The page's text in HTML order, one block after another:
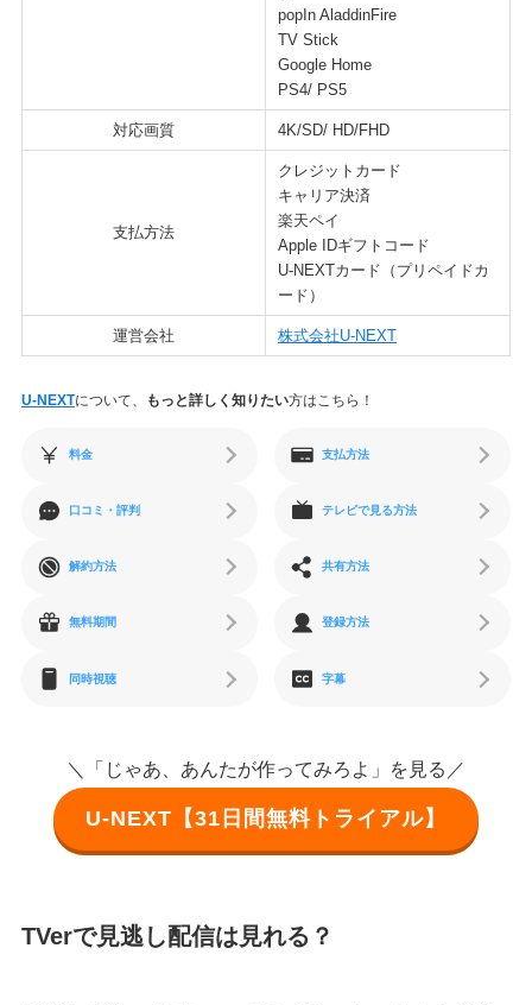
popIn AladdinFire
TV Stick
Google Home
PS4/ PS5
対応画質 4K/SD/ HD/FHD
支払方法
クレジットカード
キャリア決済
楽天ペイ
Apple IDギフトコード
U-NEXTカード（プリペイドカ
ード）
運営会社 株式会社U-NEXT
U-NEXTについて、 もっと詳しく知りたい方はこちら！
料金 支払方法
口コミ・評判 テレビで見る方法
解約方法 共有方法
無料期間 登録方法
同時視聴 字幕
＼「じゃあ、あんたが作ってみろよ」を見る／
U-NEXT【31日間無料トライアル】
TVerで見逃し配信は見れる？